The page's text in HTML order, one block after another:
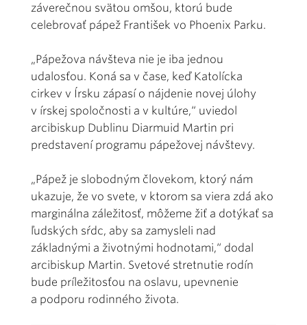
záverečnou svätou omšou, ktorú bude
celebrovať pápež František vo Phoenix Parku.
„Pápežova návšteva nie je iba jednou
udalosťou. Koná sa v čase, keď Katolícka
cirkev v Írsku zápasí o nájdenie novej úlohy
v írskej spoločnosti a v kultúre,“ uviedol
arcibiskup Dublinu Diarmuid Martin pri
predstavení programu pápežovej návštevy.
„Pápež je slobodným človekom, ktorý nám
ukazuje, že vo svete, v ktorom sa viera zdá ako
marginálna záležitosť, môžeme žiť a dotýkať sa
ľudských sŕdc, aby sa zamysleli nad
základnými a životnými hodnotami,“ dodal
arcibiskup Martin. Svetové stretnutie rodín
bude príležitosťou na oslavu, upevnenie
a podporu rodinného života.